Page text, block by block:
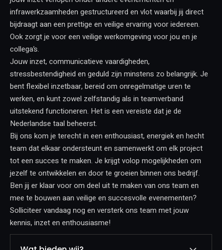
infrawerkzaamheden gestructureerd en vlot waarbij jij direct
bijdraagt aan een prettige en veilige ervaring voor iedereen.
Ook zorgt je voor een veilige werkomgeving voor jou en je
collega’s.
Jouw inzet, communicatieve vaardigheden,
stressbestendigheid en geduld zijn minstens zo belangrijk. Je
bent flexibel inzetbaar, bereid om onregelmatige uren te
werken, en kunt zowel zelfstandig als in teamverband
uitstekend functioneren. Het is een vereiste dat je de
Nederlandse taal beheerst.
Bij ons kom je terecht in een enthousiast, energiek en hecht
team dat elkaar ondersteunt en samenwerkt om elk project
tot een succes te maken. Je krijgt volop mogelijkheden om
jezelf te ontwikkelen en door te groeien binnen ons bedrijf.
Ben jij er klaar voor om deel uit te maken van ons team en
mee te bouwen aan veilige en succesvolle evenementen?
Solliciteer vandaag nog en versterk ons team met jouw
kennis, inzet en enthousiasme!